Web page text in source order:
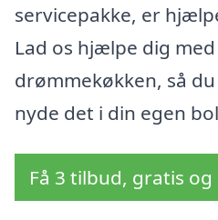
servicepakke, er
Lad os hjælpe dig
drømmekøkken, så
nyde det i din egen
Få 3 tilbud, gratis